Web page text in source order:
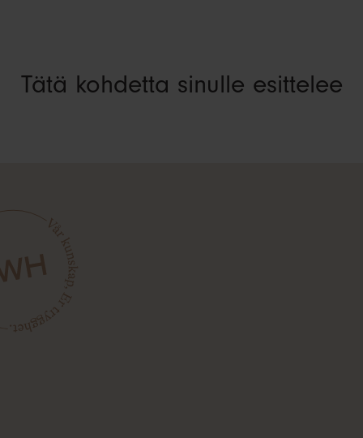
Tätä kohdetta sinulle esittelee